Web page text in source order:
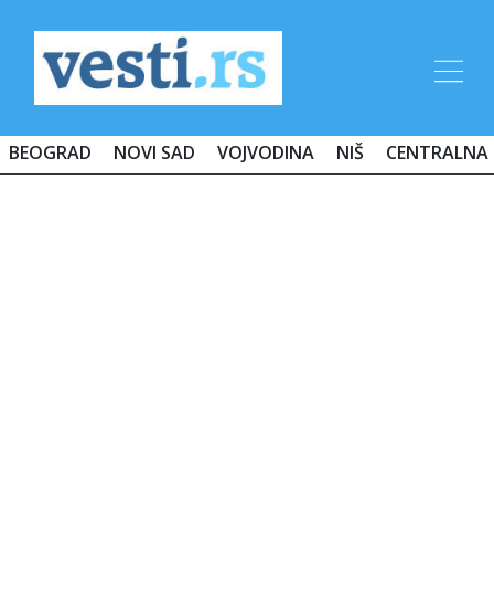
BEOGRAD NOVI SAD VOJVODINA NIŠ CENTRALNA